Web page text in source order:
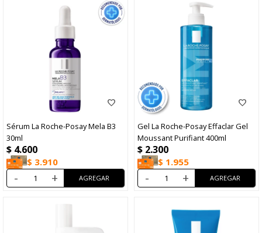
Sérum La Roche-Posay Mela B3
30ml
$ 4.600
$ 3.910
- +
Gel La Roche-Posay Effaclar Gel
Moussant Purifiant 400ml
$ 2.300
$ 1.955
- +